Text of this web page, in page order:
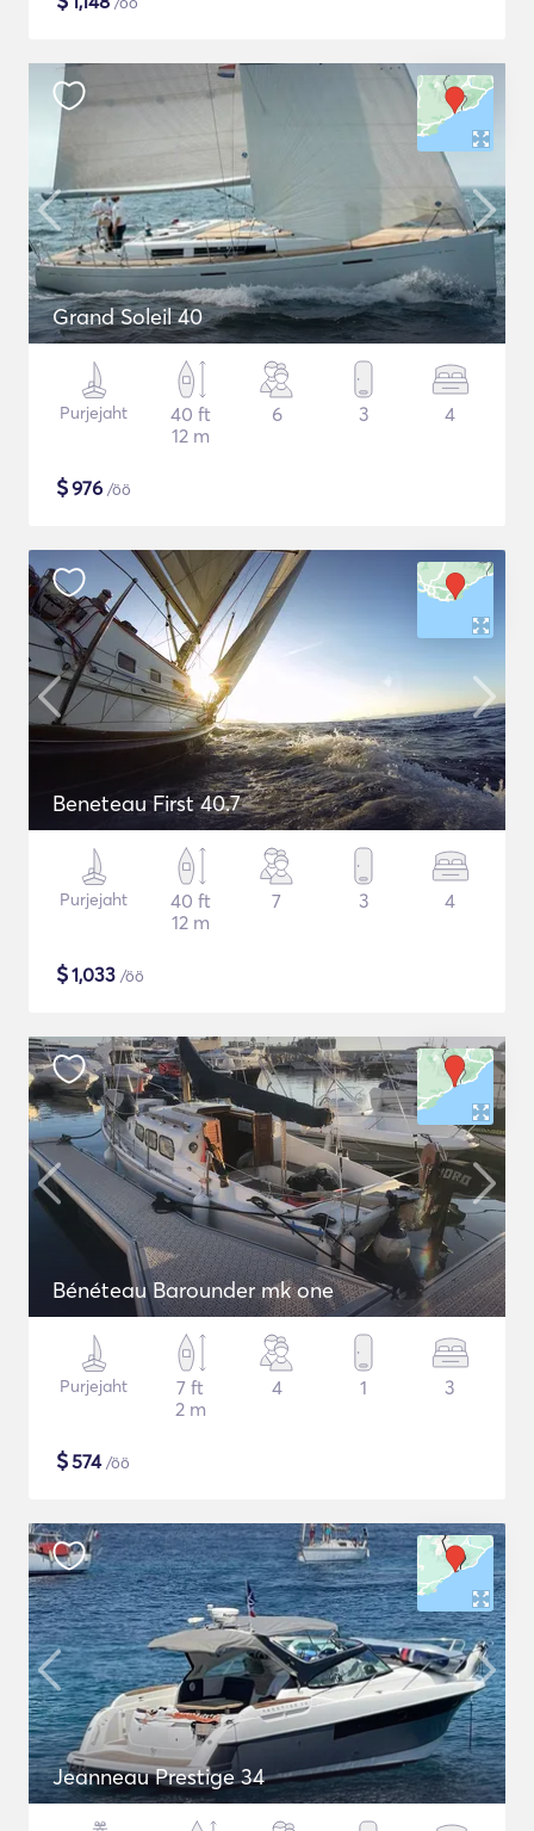
Grand Soleil 40
Purjejaht
40 ft
12 m
6 3 4
$976 /öö
Beneteau First 40.7
Purjejaht
40 ft
12 m
7 3 4
$1,033 /öö
Bénéteau Barounder mk one
Purjejaht
7 ft
2 m
4 1 3
$574/öö
Jeanneau Prestige 34